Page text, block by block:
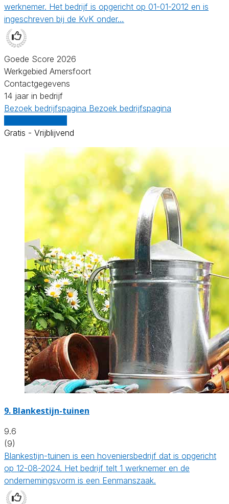
werknemer. Het bedrijf is opgericht op 01-01-2012 en is
ingeschreven bij de KvK onder…
Goede Score 2026
Werkgebied Amersfoort
Contactgegevens
14 jaar in bedrijf
Bezoek bedrijfspagina Bezoek bedrijfspagina
Gratis - Vrijblijvend
9. Blankestijn-tuinen
9.6
(9)
Blankestijn-tuinen is een hoveniersbedrijf dat is opgericht
op 12-08-2024. Het bedrijf telt 1 werknemer en de
ondernemingsvorm is een Eenmanszaak.